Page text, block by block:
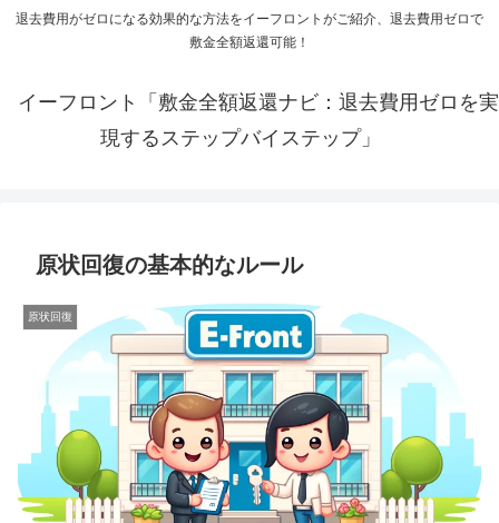
退去費用がゼロになる効果的な方法をイーフロントがご紹介、退去費用ゼロで
敷金全額返還可能！
イーフロント「敷金全額返還ナビ：退去費用ゼロを実
現するステップバイステップ」
原状回復の基本的なルール
原状回復